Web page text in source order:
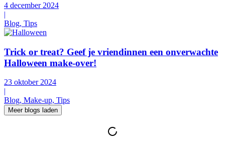
4 december 2024
|
Blog, Tips
Trick or treat? Geef je vriendinnen een onverwachte
Halloween make-over!
23 oktober 2024
|
Blog, Make-up, Tips
Meer blogs laden